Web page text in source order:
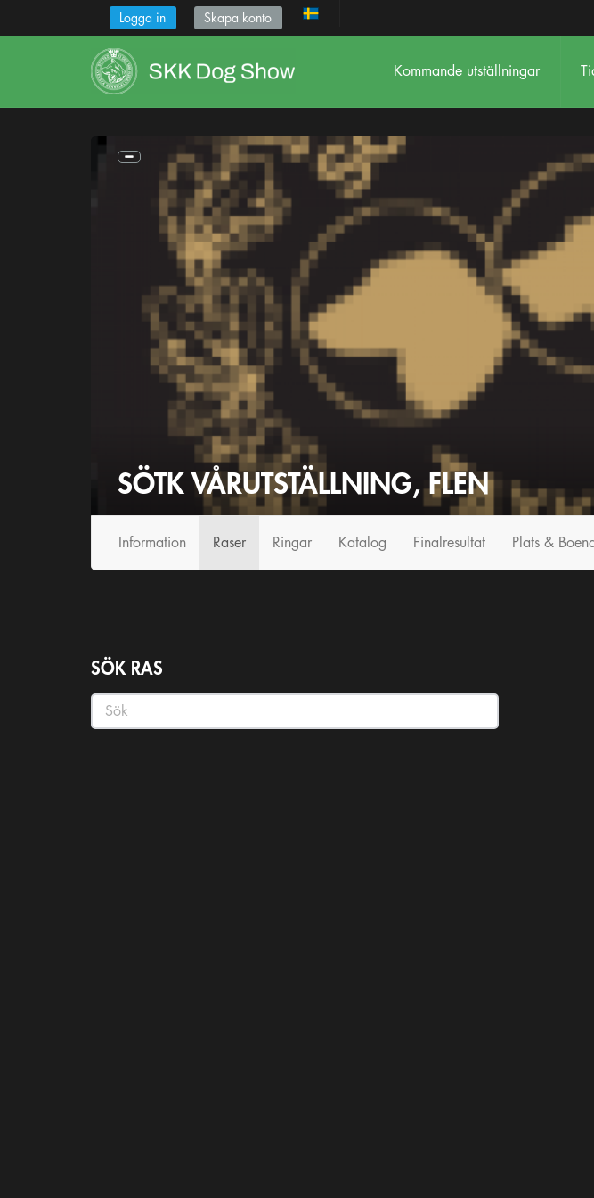
Logga in Skapa konto
Kommande utställningar
SÖTK VÅRUTSTÄLLNING, FLEN
Information Raser Ringar Katalog Finalresultat Plats &
SÖK RAS